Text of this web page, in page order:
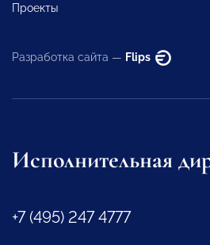
Проекты
Разработка сайта — Flips
Исполнительная
+7 (495) 247 4777